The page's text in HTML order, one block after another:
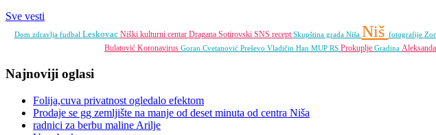
Sve vesti
Dom zdravlja fudbal Leskovac Niški kulturni centar Dragana Sotirovski SNS receptSkupština grada Niša Niš fotografije
Bulatović Koronavirus Goran Cvetanović Preševo Vladičin Han MUP RS Prokuplje Gradina
Najnoviji oglasi
Folija,cuva privatnost ogledalo efektom
Prodaje se gg zemljište na manje od deset minuta od centra Niša
radnici za berbu maline Arilje